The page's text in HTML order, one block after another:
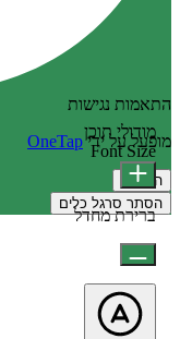
התאמות נגישות
מופעל על ידיOneTap
הצהרה
הסתר סרגל כלים
מודולי תוכן
Font Size
ברירת מחדל